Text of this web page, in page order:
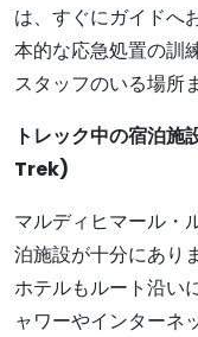
は、すぐにガイドへ
本的な応急処置の訓
スタッフのいる場所
トレック中の宿泊施
Trek)
マルディヒマール・
泊施設が十分にあり
ホテルもルート沿い
ャワーやインターネ